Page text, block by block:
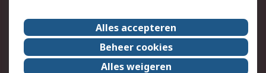
Over RS
RS Group
Over ons
RS wereldwijd
Werken bij RS
Alles accepteren
Beheer cookies
Alles weigeren